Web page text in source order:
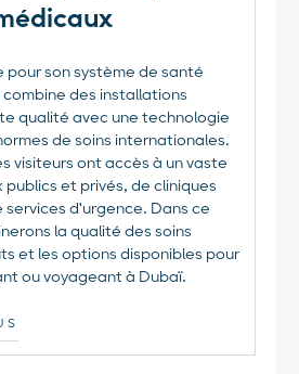
pour son système de santé
des installations
qualité avec une technologie
de soins internationales.
visiteurs ont accès à un vaste
et privés, de cliniques
services d'urgence. Dans ce
la qualité des soins
et les options disponibles pour
ou voyageant à Dubaï.